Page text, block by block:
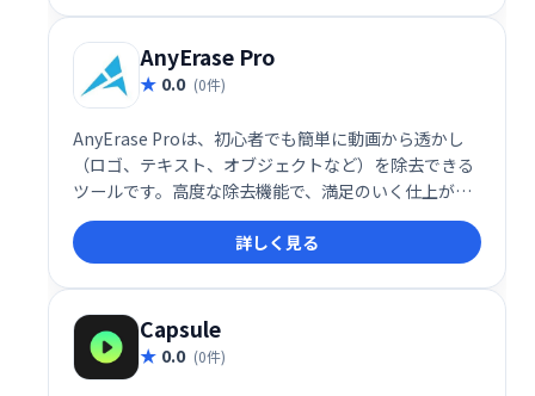
AnyErase Pro
0.0 (0件)
AnyErase Proは、初心者でも簡単に動画から透かし
（ロゴ、テキスト、オブジェクトなど）を除去できる
ツールです。高度な除去機能で、満足のいく仕上がり
を実現。さらに、テキストやブランドを動画に合わせ
てカスタマイズすることで、ブランド認知度向上にも
貢献します。動画編集の効率化とクオリティ向上をサ
ポートします。
詳しく見る
Capsule
0.0 (0件)